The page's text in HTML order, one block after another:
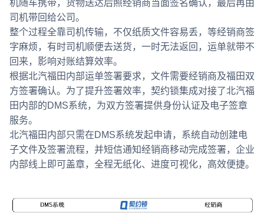
机随车携带，货物送达后照经销商当面签名确认，最后再由
司机带回给公司。
整个过程全靠司机传输，不仅纸质文件容易丢，等经销商签
字麻烦，有时司机顺便去送货，一时无法返回，运单就带不
回来，影响对账结算效率。
根据北汽福田内部运单签署要求，文件需要经销商及福田双
方签署确认。为了提升签署效率，契约锁集成对接了北汽福
田内部的DMS系统，为双方签署提供身份认证及电子签章
服务。
北汽福田内部只需在DMS系统发起申请，系统自动创建电
子文件及签署流程，并短信通知经销商移动完成签署，企业
内部线上即可盖章，全程无纸化、进度可视化，高效便捷。